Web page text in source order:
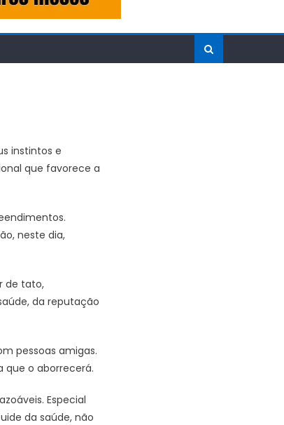
instintos e
que favorece a
neste dia,
de tato,
da reputação
pessoas amigas.
que o aborrecerá.
Especial
da saúde, não